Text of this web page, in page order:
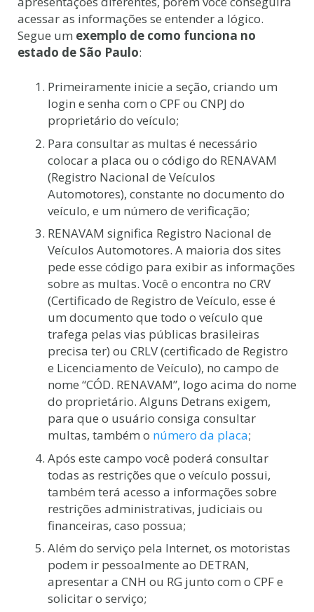
acessar as informações se entender a lógico.
Segue um exemplo de como funciona no
estado de São Paulo:
Primeiramente inicie a seção, criando um
login e senha com o CPF ou CNPJ do
proprietário do veículo;
Para consultar as multas é necessário
colocar a placa ou o código do RENAVAM
(Registro Nacional de Veículos
Automotores), constante no documento do
veículo, e um número de verificação;
RENAVAM significa Registro Nacional de
Veículos Automotores. A maioria dos sites
pede esse código para exibir as informações
sobre as multas. Você o encontra no CRV
(Certificado de Registro de Veículo, esse é
um documento que todo o veículo que
trafega pelas vias públicas brasileiras
precisa ter) ou CRLV (certificado de Registro
e Licenciamento de Veículo), no campo de
nome “CÓD. RENAVAM”, logo acima do nome
do proprietário. Alguns Detrans exigem,
para que o usuário consiga consultar
multas, também o número da placa;
Após este campo você poderá consultar
todas as restrições que o veículo possui,
também terá acesso a informações sobre
restrições administrativas, judiciais ou
financeiras, caso possua;
Além do serviço pela Internet, os motoristas
podem ir pessoalmente ao DETRAN,
apresentar a CNH ou RG junto com o CPF e
solicitar o serviço;